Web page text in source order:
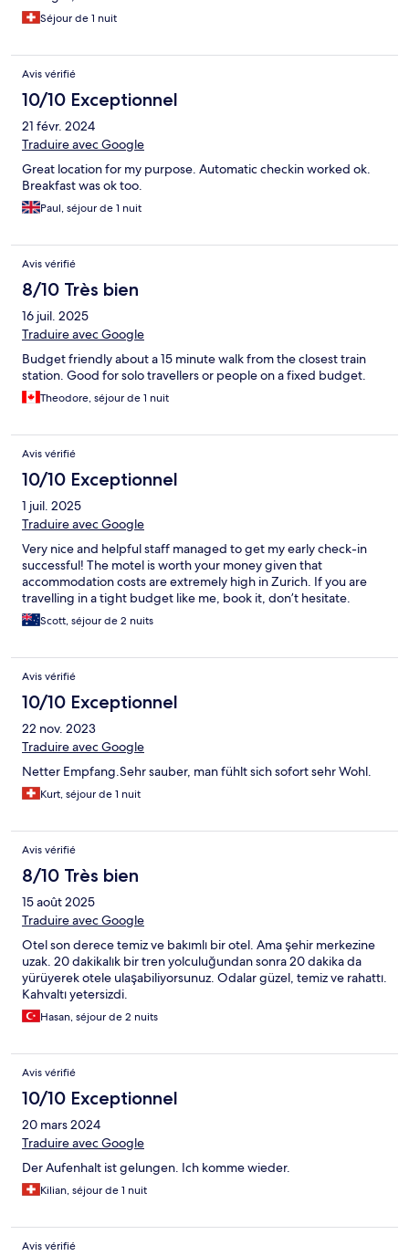
Séjour de 1 nuit
Avis vérifié
10/10 Exceptionnel
21 févr. 2024
Traduire avec Google
Great location for my purpose. Automatic checkin worked ok.
Breakfast was ok too.
Paul, séjour de 1 nuit
Avis vérifié
8/10 Très bien
16 juil. 2025
Traduire avec Google
Budget friendly about a 15 minute walk from the closest train
station. Good for solo travellers or people on a fixed budget.
Theodore, séjour de 1 nuit
Avis vérifié
10/10 Exceptionnel
1 juil. 2025
Traduire avec Google
Very nice and helpful staff managed to get my early check-in
successful! The motel is worth your money given that
accommodation costs are extremely high in Zurich. If you are
travelling in a tight budget like me, book it, don’t hesitate.
Scott, séjour de 2 nuits
Avis vérifié
10/10 Exceptionnel
22 nov. 2023
Traduire avec Google
Netter Empfang.Sehr sauber, man fühlt sich sofort sehr Wohl.
Kurt, séjour de 1 nuit
Avis vérifié
8/10 Très bien
15 août 2025
Traduire avec Google
Otel son derece temiz ve bakımlı bir otel. Ama şehir merkezine
uzak. 20 dakikalık bir tren yolculuğundan sonra 20 dakika da
yürüyerek otele ulaşabiliyorsunuz. Odalar güzel, temiz ve rahattı.
Kahvaltı yetersizdi.
Hasan, séjour de 2 nuits
Avis vérifié
10/10 Exceptionnel
20 mars 2024
Traduire avec Google
Der Aufenhalt ist gelungen. Ich komme wieder.
Kilian, séjour de 1 nuit
Avis vérifié